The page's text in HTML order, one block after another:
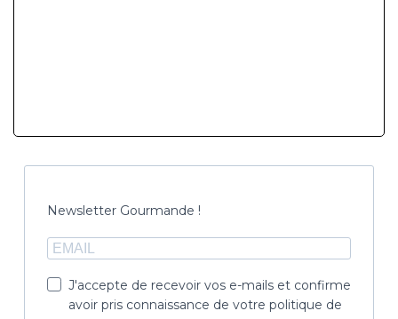
Newsletter Gourmande !
J'accepte de recevoir vos e-mails et confirme
avoir pris connaissance de votre politique de